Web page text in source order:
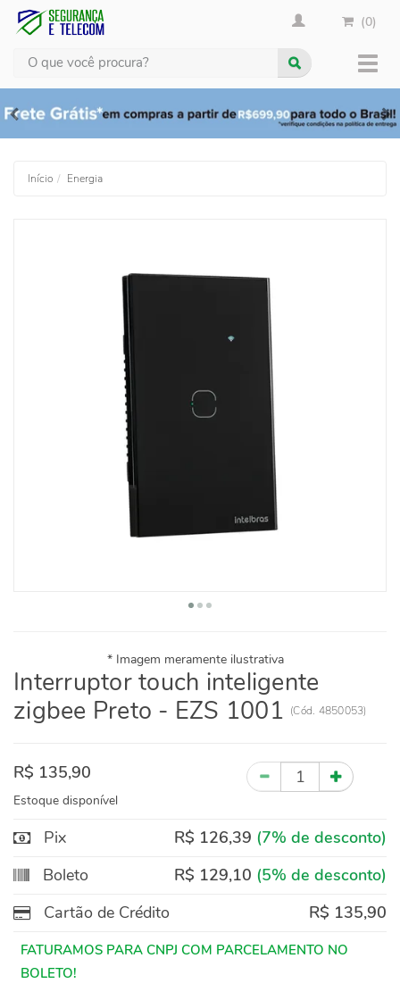
(0)
Busca
Início Energia
Interruptor touch inteligente
zigbee Preto - EZS 1001 (Cód. 4850053)
R$ 135,90
Estoque disponível
Quantidade
Pix R$ 126,39 (7% de desconto)
Boleto
R$ 129,10 (5% de desconto)
Cartão de Crédito
R$ 135,90